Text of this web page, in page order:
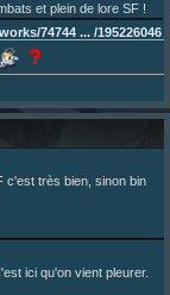
e
et plein de lore SF !
74744 ... /195226046
fic.
20 ... 8820352079
c'est très bien, sinon bin
ici qu'on vient pleurer.